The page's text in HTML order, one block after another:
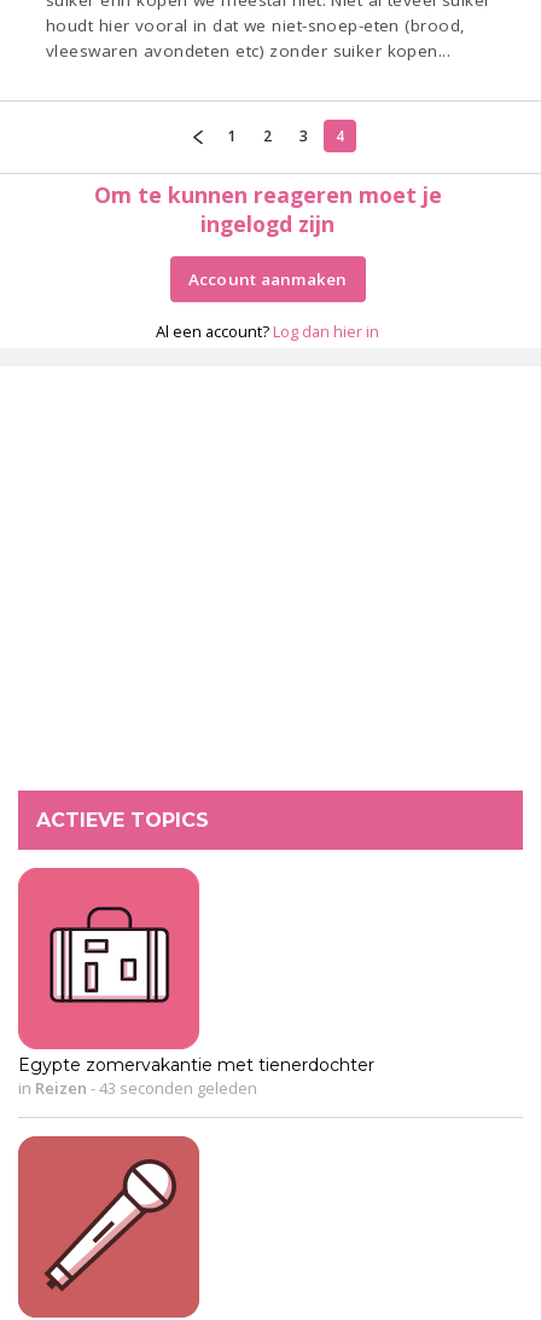
houdt hier vooral in dat we niet-snoep-eten (brood,
vleeswaren avondeten etc) zonder suiker kopen...
1 2 3 4
Om te kunnen reageren moet je
ingelogd zijn
Account aanmaken
Al een account? Log dan hier in
ACTIEVE TOPICS
Egypte zomervakantie met tienerdochter
in Reizen -43 seconden geleden